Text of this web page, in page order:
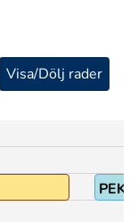
Visa/Dölj rader